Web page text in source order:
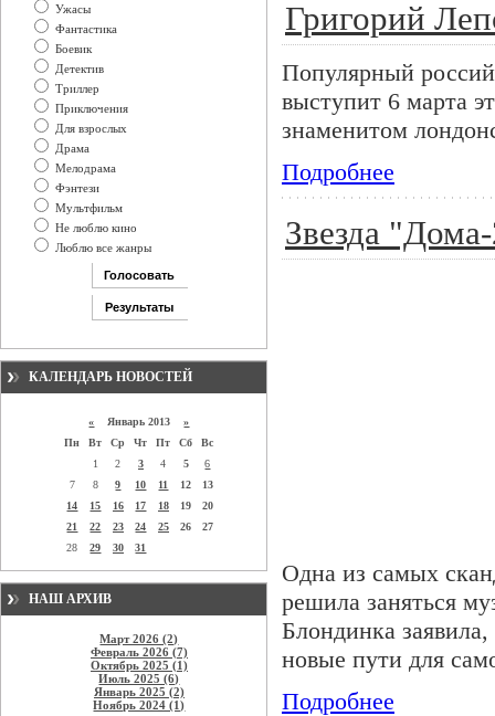
Ужасы
Фантастика
Боевик
Детектив
Триллер
Приключения
Для взрослых
Драма
Мелодрама
Фэнтези
Мультфильм
Не люблю кино
Люблю все жанры
КАЛЕНДАРЬ НОВОСТЕЙ
« Январь 2013»
Пн
Вт Ср Чт Пт Сб
Вс
1
2 3 4 5
6
7
8 9 10 11 12
13
14
15 16 17 18 19
20
21
22 23 24 25 26
27
28
29 30 31
НАШ АРХИВ
Март 2026 (2)
Февраль 2026 (7)
Октябрь 2025 (1)
Июль 2025 (6)
Январь 2025 (2)
Ноябрь 2024 (1)
Григорий
Популярный
выступит 6 марта
знаменитом
Подробнее
Звезда
Одна из самых
решила заняться
Блондинка
новые пути для
Подробнее